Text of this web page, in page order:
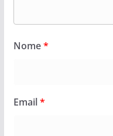
Nome*
Email*